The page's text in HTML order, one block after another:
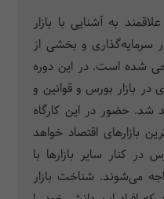
به آشنایی با بازار
سرمایه‌گذاری و بخشی از
شده است. در این دوره
در بازار بورس و قوانین و
شد. حضور در این کارگاه
بازارهای اقتصاد خواهد
در کنار سایر بازارها با
می‌شوند. شناخت بازار